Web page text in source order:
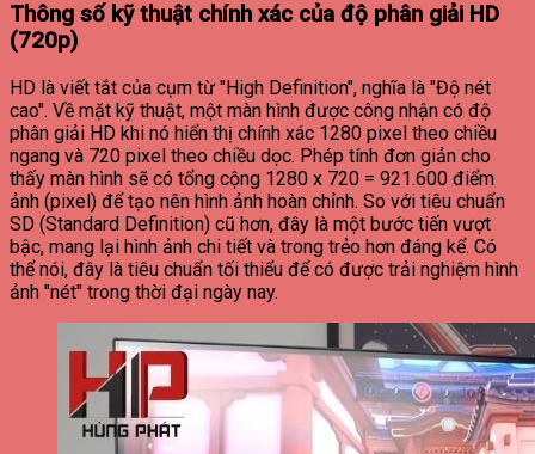
Thông số kỹ thuật chính xác của độ phân giải HD
(720p)
HD là viết tắt của cụm từ "High Definition", nghĩa là "Độ nét
cao". Về mặt kỹ thuật, một màn hình được công nhận có độ
phân giải HD khi nó hiển thị chính xác 1280 pixel theo chiều
ngang và 720 pixel theo chiều dọc. Phép tính đơn giản cho
thấy màn hình sẽ có tổng cộng 1280 x 720 = 921.600 điểm
ảnh (pixel) để tạo nên hình ảnh hoàn chỉnh. So với tiêu chuẩn
SD (Standard Definition) cũ hơn, đây là một bước tiến vượt
bậc, mang lại hình ảnh chi tiết và trong trẻo hơn đáng kể. Có
thể nói, đây là tiêu chuẩn tối thiểu để có được trải nghiệm hình
ảnh "nét" trong thời đại ngày nay.